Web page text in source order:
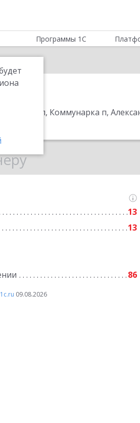
Программы 1С
Сосенское п, Коммунарка п,
13
13
86
1c.ru 09.08.2026